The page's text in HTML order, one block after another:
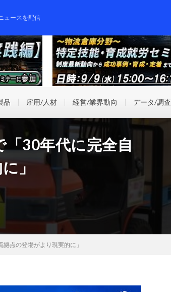
ュースを配信
品 雇用/人材 経営/業界動向 データ/調査
30年代に完全自
」
点の登場がより現実的に」